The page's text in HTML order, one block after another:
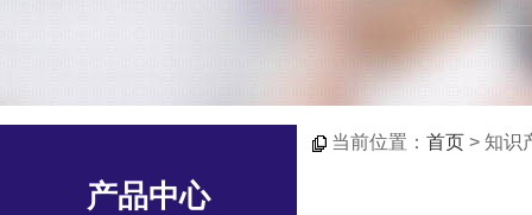
产品中心
当前位置： 首页 > 知识